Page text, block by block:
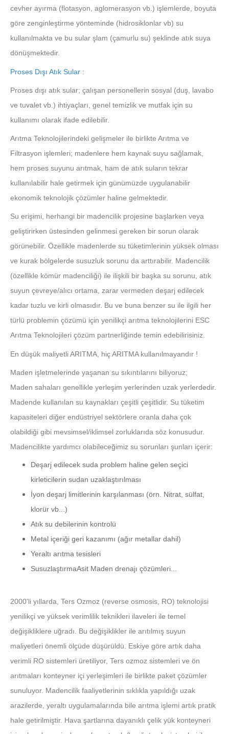
cevher ayırma (flotasyon, aglomerasyon vb.) işlemlerde, boyuta
göre zenginleştirme yönteminde (hidrosiklonlar vb) su
kullanılmakta ve bu sular şlam (çamurlu su) şeklinde atık suya
dönüşmektedir.
Proses Dışı Atık Sular :
Proses dışı atık sular; çalışan personellerin sosyal (duş, lavabo
ve tuvalet vb.) ihtiyaçları, genel temizlik ve mutfak için su
kullanımı olarak ifade edilebilir.
Arıtma Teknolojilerindeki gelişmeler ile birlikte Arıtma ve
Filtrasyon işlemleri; madenlere hem kaynak suyu sağlamak,
hem proses suyunu arıtmak, ham de atık suların tekrar
kullanılabilir hale getirmek için günümüzde uygulanabilir
ekonomik teknolojik çözümler haline gelmektedir.
Su erişimi, herhangi bir madencilik projesine başlarken veya
geliştirirken üstesinden gelinmesi gereken bir sorun olarak
görünebilir. Özellikle madenlerde su tüketimlerinin yüksek olması
ve kurak bölgelerde susuzluk sorunu da arttırabilir. Madencilik
(özellikle kömür madenciliği) ile ilişkili bir başka su sorunu, atık
suyun çevreye/alıcı ortama, zarar vermeden deşarj edilecek
kadar tuzlu ve kirli olmasıdır. Bu ve buna benzer su ile ilgili her
türlü problemin çözümü için yenilikçi arıtma teknolojilerini ESC
Arıtma Teknolojileri çözüm partnerliğinde temin edebilirisiniz.
En düşük maliyetli ARITMA, hiç ARITMA kullanılmayandır !
Maden işletmelerinde yaşanan su sıkıntılarını biliyoruz;
Maden sahaları genellikle yerleşim yerlerinden uzak yerlerdedir.
Madende kullanılan su kaynakları çeşitli çeşitlidir. Su tüketim
kapasiteleri diğer endüstriyel sektörlere oranla daha çok
olabildiği gibi mevsimsel/iklimsel zorluklarıda söz konusudur.
Madencilikte yardımcı olabileceğimiz su sorunları şunları içerir:
Deşarj edilecek suda problem haline gelen seçici
kirleticilerin sudan uzaklaştırılması
İyon deşarj limitlerinin karşılanması (örn. Nitrat, sülfat,
klorür vb...)
Atık su debilerinin kontrolü
Metal içeriği geri kazanımı (ağır metallar dahil)
Yeraltı arıtma tesisleri
SusuzlaştırmaAsit Maden drenajı çözümleri...
2000'li yıllarda, Ters Ozmoz (reverse osmosis, RO) teknolojisi
yenilikçi ve yüksek verimlilik teknikleri ilaveleri ile temel
değişikliklere uğradı. Bu değişiklikler ile arıtılmış suyun
maliyetleri önemli ölçüde düşürüldü. Eskiye göre artık daha
verimli RO sistemleri üretiliyor, Ters ozmoz sistemleri ve ön
arıtmaları konteyner içi yerleşimleri ile birlikte paket çözümler
sunuluyor. Madencilik faaliyetlerinin sıklıkla yapıldığı uzak
arazilerde, yeraltı uygulamalarında bile arıtma işlemi artık pratik
hale getirilmiştir. Hava şartlarına dayanıklı çelik yük konteyneri